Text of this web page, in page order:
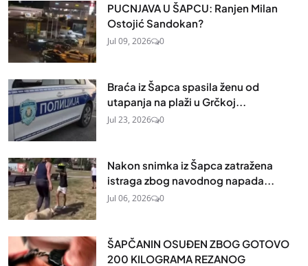
PUCNJAVA U ŠAPCU: Ranjen Milan
Ostojić Sandokan?
Jul 09, 2026 0
Braća iz Šapca spasila ženu od
utapanja na plaži u Grčkoj...
Jul 23, 2026 0
Nakon snimka iz Šapca zatražena
istraga zbog navodnog napada...
Jul 06, 2026 0
ŠAPČANIN OSUĐEN ZBOG GOTOVO
200 KILOGRAMA REZANOG